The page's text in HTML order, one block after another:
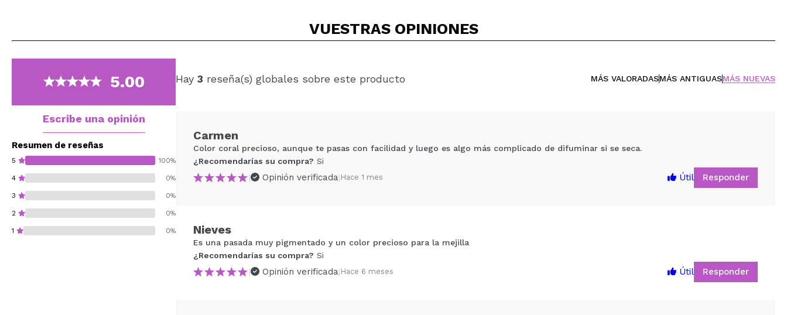
VUESTRAS OPINIONES
5.00
Escribe una opinión
Resumen de reseñas
5 100%
4 0%
3 0%
2 0%
1 0%
Hay 3 reseña(s) globales sobre este producto MÁS VALORADASMÁS ANTIGUASMÁS NUEVAS
Compartir un vídeo o una foto
Tu vídeo podría ser el primero. Imagínatelo...
Carmen
Color coral precioso, aunque te pasas con facilidad y luego es algo más complicado de difuminar si se seca.
¿Recomendarías su compra? Si
|
Opinión verificada| Hace 1 mes Útil Responder
Nieves
Es una pasada muy pigmentado y un color precioso para la mejilla
¿Recomendarías su compra? Si
|
Opinión verificada| Hace 6 meses Útil Responder